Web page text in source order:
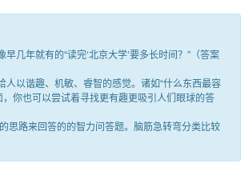
年就有的“读完‘北京大学’要多长时间？”（答案
以谐趣、机敏、睿智的感觉。诸如“什么东西最容
你也可以尝试着寻找更有趣更吸引人们眼球的答
路来回答的的智力问答题。脑筋急转弯分类比较